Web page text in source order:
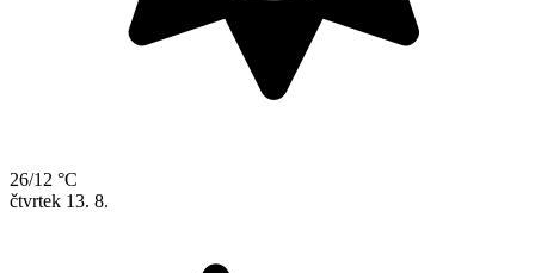
26/12 °C
čtvrtek 13. 8.